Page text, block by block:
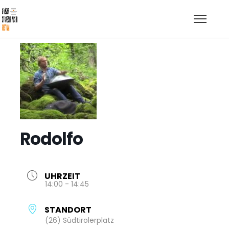
Rodolfo
UHRZEIT
14:00 - 14:45
STANDORT
(26) Südtirolerplatz